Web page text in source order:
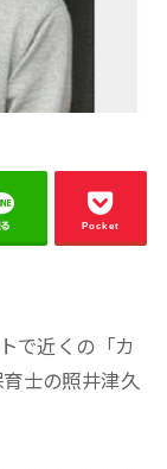
Pocket
で近くの「カ
士の照井津久